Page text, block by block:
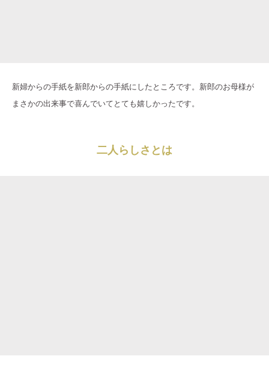
新婦からの手紙を新郎からの手紙にしたところです。新郎のお母様が
まさかの出来事で喜んでいてとても嬉しかったです。
二人らしさとは